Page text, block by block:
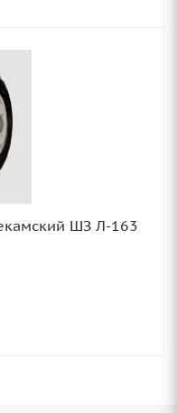
ШЗ Л-163